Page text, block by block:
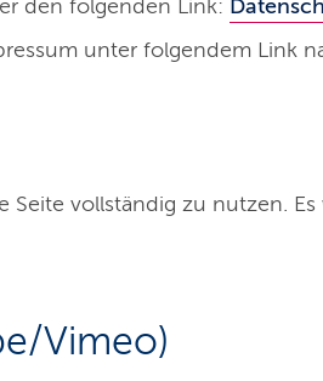
den folgenden Link:
unter folgendem Link
vollständig zu nutzen. Es
Vimeo)